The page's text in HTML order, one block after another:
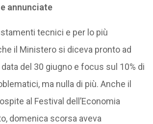
annunciate
tecnici e per lo più
il Ministero si diceva pronto ad
del 30 giugno e focus sul 10% di
ma nulla di più. Anche il
al Festival dell’Economia
domenica scorsa aveva